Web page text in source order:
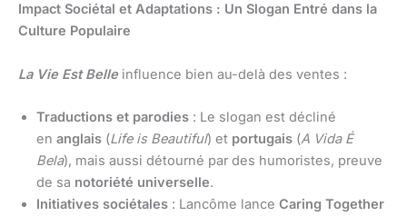
Impact Sociétal et Adaptations : Un Slogan Entré dans la
Culture Populaire
La Vie Est Belleinfluence bien au-delà des ventes :
Traductions et parodies : Le slogan est décliné
en anglais (Life is Beautiful) et portugais (A Vida É
Bela), mais aussi détourné par des humoristes, preuve
de sa notoriété universelle.
Initiatives sociétales : Lancôme lance Caring Together